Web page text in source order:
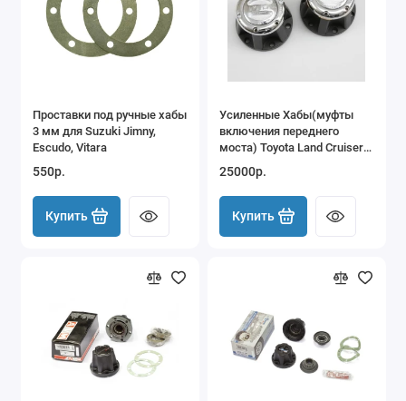
Проставки под ручные хабы
3 мм для Suzuki Jimny,
Escudo, Vitara
550р.
Купить
Усиленные Хабы(муфты
включения переднего
моста) Toyota Land Cruiser
и Hilux P/U, 4Runner (30
шлицев) MILE MARKER
MIL466
25000р.
Купить